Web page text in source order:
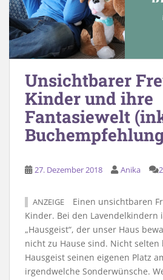
Unsichtbarer
Kinder und ihre
Fantasiewelt
27. Dezember 2018 Anika
ANZEIGE
Einen unsichtbaren
Kinder. Bei den Lavendelkindern
„Hausgeist“, der unser Haus
nicht zu Hause sind. Nicht
Hausgeist seinen eigenen Platz
irgendwelche Sonderwünsche.